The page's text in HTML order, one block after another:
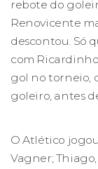
rebote do
Renovicente
descontou. Só
com
gol no torneio,
goleiro, antes
O Atlético
Vagner;